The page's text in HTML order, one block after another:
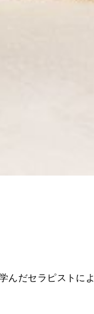
んだセラピストによ